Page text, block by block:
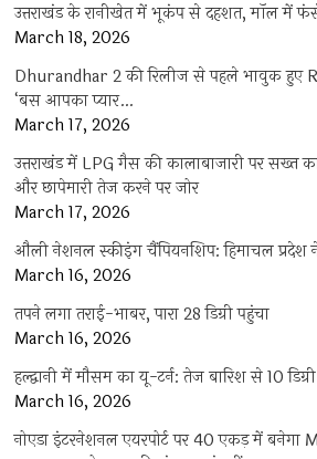
उत्तराखंड के रानीखेत में भूकंप से दहशत, मॉल में
March 18, 2026
Dhurandhar 2 की रिलीज से पहले भावुक हुए
‘बस आपका प्यार…
March 17, 2026
उत्तराखंड में LPG गैस की कालाबाजारी पर सख्त
और छापेमारी तेज करने पर जोर
March 17, 2026
औली नेशनल स्कीइंग चैंपियनशिप: हिमाचल प्रदेश
March 16, 2026
तपने लगा तराई-भाबर, पारा 28 डिग्री पहुंचा
March 16, 2026
हल्द्वानी में मौसम का यू-टर्न: तेज बारिश से 10
March 16, 2026
नोएडा इंटरनेशनल एयरपोर्ट पर 40 एकड़ में